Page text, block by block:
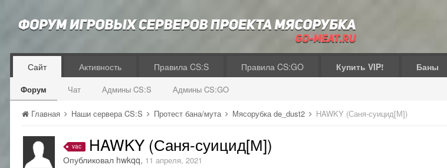
Сайт
Форум Чат Админы CS:S Админы CS:GO
Активность Правила CS:S Правила CS:GO Купить VIP! Баны
Главная Наши сервера CS:S Протест бана/мута Мясорубка de_dust2 HAWKY (Саня-суицид[М])
vac HAWKY (Саня-суицид[М])
Опубликовал hwkqq, 11 апреля, 2021